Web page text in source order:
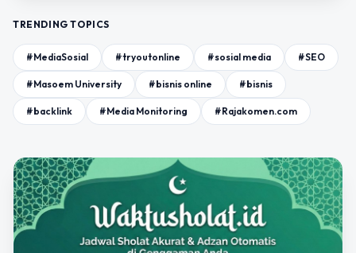
TRENDING TOPICS
#MediaSosial #tryoutonline #sosial media #SEO
#Masoem University #bisnis online #bisnis
#backlink #Media Monitoring #Rajakomen.com